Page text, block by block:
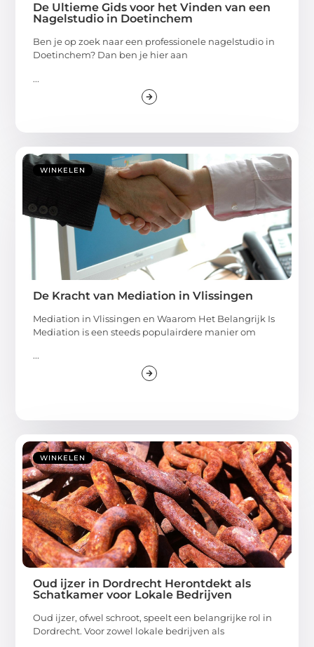
De Ultieme Gids voor het Vinden van een
Nagelstudio in Doetinchem
Ben je op zoek naar een professionele nagelstudio in
Doetinchem? Dan ben je hier aan
...
WINKELEN
De Kracht van Mediation in Vlissingen
Mediation in Vlissingen en Waarom Het Belangrijk Is
Mediation is een steeds populairdere manier om
...
WINKELEN
Oud ijzer in Dordrecht Herontdekt als
Schatkamer voor Lokale Bedrijven
Oud ijzer, ofwel schroot, speelt een belangrijke rol in
Dordrecht. Voor zowel lokale bedrijven als